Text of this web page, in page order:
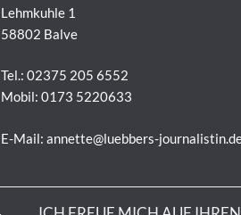
Lehmkuhle 1
58802 Balve
Tel.: 02375 205 6552
Mobil: 0173 5220633
E-Mail: annette@luebbers-